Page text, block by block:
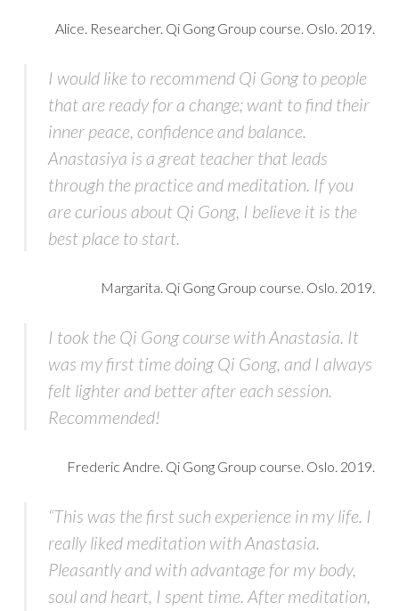
Alice. Researcher. Qi Gong Group course. Oslo. 2019.
I would like to recommend Qi Gong to people
that are ready for a change; want to find their
inner peace, confidence and balance.
Anastasiya is a great teacher that leads
through the practice and meditation. If you
are curious about Qi Gong, I believe it is the
best place to start.
Margarita. Qi Gong Group course. Oslo. 2019.
I took the Qi Gong course with Anastasia. It
was my first time doing Qi Gong, and I always
felt lighter and better after each session.
Recommended!
Frederic Andre. Qi Gong Group course. Oslo. 2019.
“This was the first such experience in my life. I
really liked meditation with Anastasia.
Pleasantly and with advantage for my body,
soul and heart, I spent time. After meditation,